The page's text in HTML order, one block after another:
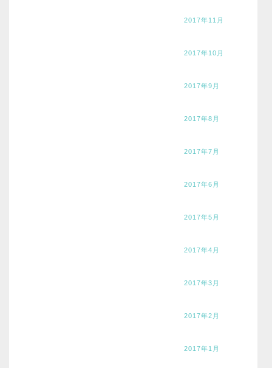
2017年11月
2017年10月
2017年9月
2017年8月
2017年7月
2017年6月
2017年5月
2017年4月
2017年3月
2017年2月
2017年1月